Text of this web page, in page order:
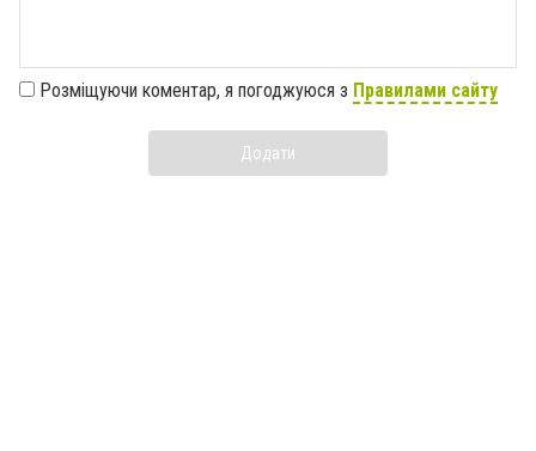
Розміщуючи коментар, я погоджуюся з Правилами сайту
Додати